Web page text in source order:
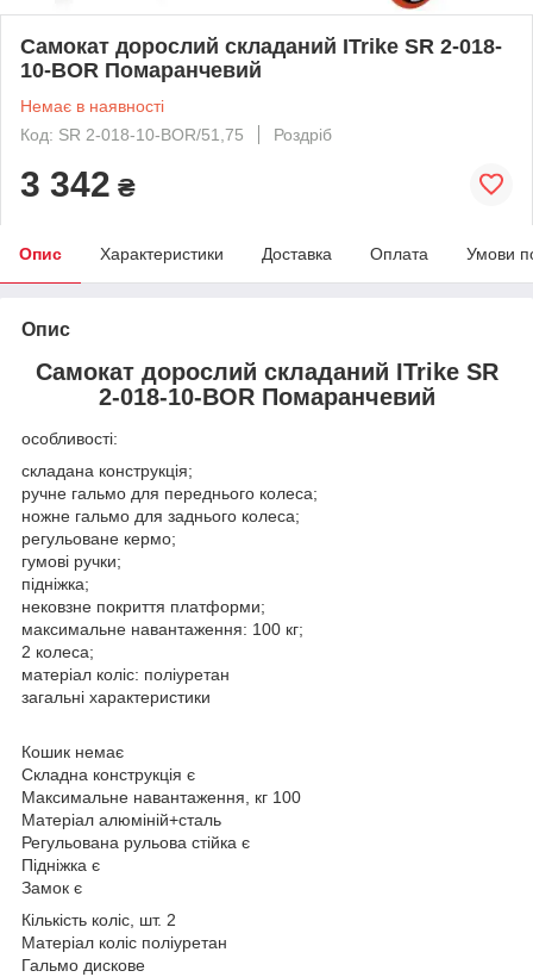
Самокат дорослий складаний ITrike SR 2-018-
10-BOR Помаранчевий
Немає в наявності
Код: SR 2-018-10-BOR/51,75
Роздріб
3 342 ₴
Опис Характеристики Доставка Оплата Умови
Опис
Самокат дорослий складаний ITrike SR
2-018-10-BOR Помаранчевий
особливості:
складана конструкція;
ручне гальмо для переднього колеса;
ножне гальмо для заднього колеса;
регульоване кермо;
гумові ручки;
підніжка;
нековзне покриття платформи;
максимальне навантаження: 100 кг;
2 колеса;
матеріал коліс: поліуретан
загальні характеристики
Кошик немає
Складна конструкція є
Максимальне навантаження, кг 100
Матеріал алюміній+сталь
Регульована рульова стійка є
Підніжка є
Замок є
Кількість коліс, шт. 2
Матеріал коліс поліуретан
Гальмо дискове